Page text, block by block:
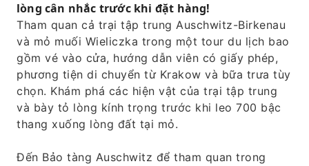
lòng cân nhắc trước khi đặt hàng!
Tham quan cả trại tập trung Auschwitz-Birkenau
và mỏ muối Wieliczka trong một tour du lịch bao
gồm vé vào cửa, hướng dẫn viên có giấy phép,
phương tiện di chuyển từ Krakow và bữa trưa tùy
chọn. Khám phá các hiện vật của trại tập trung
và bày tỏ lòng kính trọng trước khi leo 700 bậc
thang xuống lòng đất tại mỏ.
Đến Bảo tàng Auschwitz để tham quan trong